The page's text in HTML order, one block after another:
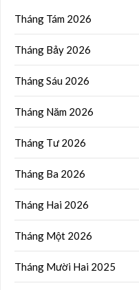
Tháng Tám 2026
Tháng Bảy 2026
Tháng Sáu 2026
Tháng Năm 2026
Tháng Tư 2026
Tháng Ba 2026
Tháng Hai 2026
Tháng Một 2026
Tháng Mười Hai 2025